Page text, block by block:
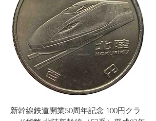
新幹線鉄道開業50周年記念 100円クラ